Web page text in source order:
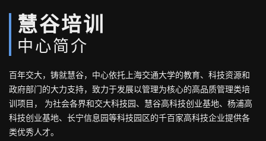
慧谷培训
中心简介
百年交大，铸就慧谷，中心依托上海交通大学的教育、科技资源和
政府部门的大力支持，致力于发展以管理为核心的高品质管理类培
训项目， 为社会各界和交大科技园、慧谷高科技创业基地、杨浦高
科技创业基地、长宁信息园等科技园区的千百家高科技企业提供各
类优秀人才。